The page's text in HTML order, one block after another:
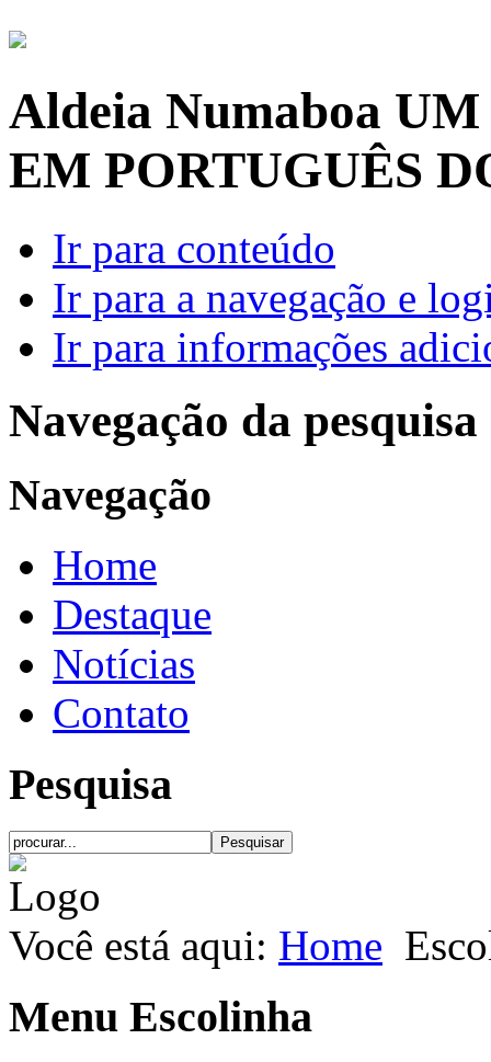
Aldeia Numaboa UM
EM PORTUGUÊS
Ir para conteúdo
Ir para a navegação e
Ir para informações
Navegação da pesquisa
Navegação
Home
Destaque
Notícias
Contato
Pesquisa
Você está aqui: Home
Menu Escolinha